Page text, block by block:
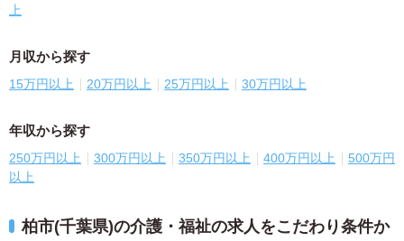
上
月収から探す
15万円以上 20万円以上 25万円以上 30万円以上
年収から探す
250万円以上 300万円以上 350万円以上 400万円以上
500万円
以上
柏市(千葉県)の介護・福祉の求人をこだわり条件か